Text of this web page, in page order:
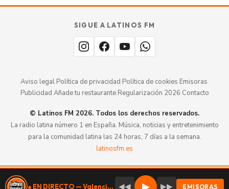
TU SABOR
MERECE
ESTARaquí.
SIGUE A LATINOS FM
Aviso legal· Política de privacidad Política de cookies Emisoras
Publicidad Añade tu restaurante· Regularización 2026 Contacto
© Latinos FM 2026. Todos los derechos reservados.
La radio latina número 1 en España. Música, noticias y entretenimiento
para la comunidad latina las 24 horas, 7 días a la semana.
latinosfm.es
Valencia 107.9 DAB+
● EN DIRECTO — Valencia 107.9 DAB+ ◀◀ ▶▶ EMISORAS